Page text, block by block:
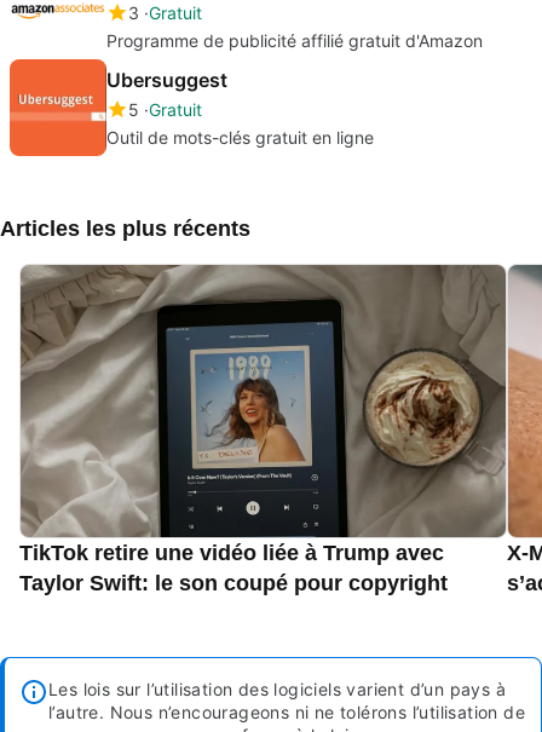
3 Gratuit
Programme de publicité affilié gratuit d'Amazon
Ubersuggest
5 Gratuit
Outil de mots-clés gratuit en ligne
Articles les plus récents
TikTok retire une vidéo liée à Trump avec
Taylor Swift: le son coupé pour copyright
X-
Les lois sur l’utilisation des logiciels varient d’un pays à
l’autre. Nous n’encourageons ni ne tolérons l’utilisation de